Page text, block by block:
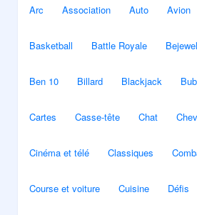
Arc Association Auto Avion
Basketball Battle Royale
Ben 10 Billard Blackjack
Cartes Casse-tête Chat
Cinéma et télé Classiques
Course et voiture Cuisine Défis